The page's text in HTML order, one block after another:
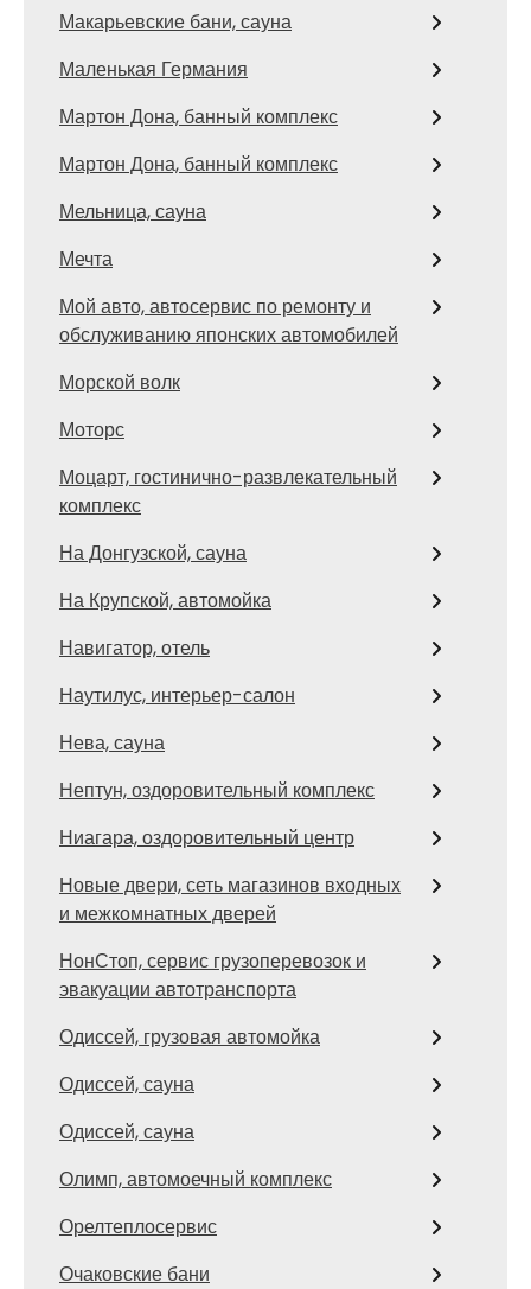
Макарьевские бани, сауна
Маленькая Германия
Мартон Дона, банный комплекс
Мартон Дона, банный комплекс
Мельница, сауна
Мечта
Мой авто, автосервис по ремонту и
обслуживанию японских автомобилей
Морской волк
Моторс
Моцарт, гостинично-развлекательный
комплекс
На Донгузской, сауна
На Крупской, автомойка
Навигатор, отель
Наутилус, интерьер-салон
Нева, сауна
Нептун, оздоровительный комплекс
Ниагара, оздоровительный центр
Новые двери, сеть магазинов входных
и межкомнатных дверей
НонСтоп, сервис грузоперевозок и
эвакуации автотранспорта
Одиссей, грузовая автомойка
Одиссей, сауна
Одиссей, сауна
Олимп, автомоечный комплекс
Орелтеплосервис
Очаковские бани